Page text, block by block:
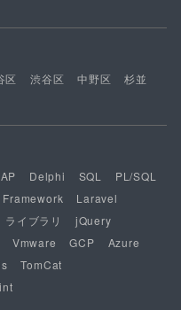
区 渋谷区 中野区
杉並
Delphi SQL
PL/SQL
Framework
Laravel
ライブラリ
jQuery
Vmware GCP
Azure
TomCat